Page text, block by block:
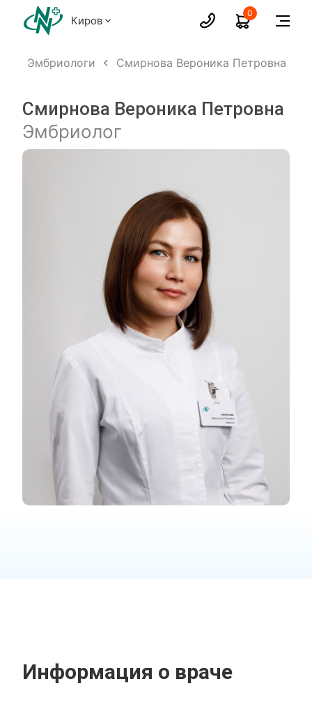
Киров
0
Эмбриологи Смирнова Вероника Петровна
Смирнова Вероника Петровна
Эмбриолог
Информация о враче